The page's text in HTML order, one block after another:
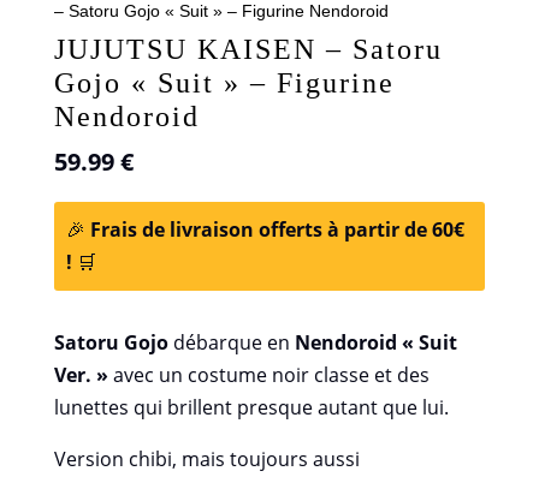
– Satoru Gojo « Suit » – Figurine Nendoroid
JUJUTSU KAISEN – Satoru
Gojo « Suit » – Figurine
Nendoroid
59.99€
🎉 Frais de livraison offerts à partir de 60€
! 🛒
Satoru Gojodébarque en Nendoroid « Suit
Ver. » avec un costume noir classe et des
lunettes qui brillent presque autant que lui.
Version chibi, mais toujours aussi